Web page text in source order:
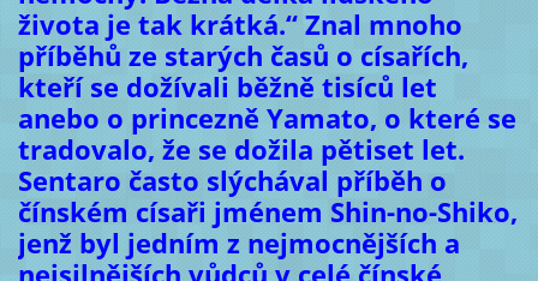
života je tak krátká.“ Znal mnoho
příběhů ze starých časů o císařích,
kteří se dožívali běžně tisíců let
anebo o princezně Yamato, o které se
tradovalo, že se dožila pětiset let.
Sentaro často slýchával příběh o
čínském císaři jménem Shin-no-Shiko,
jenž byl jedním z nejmocnějších a